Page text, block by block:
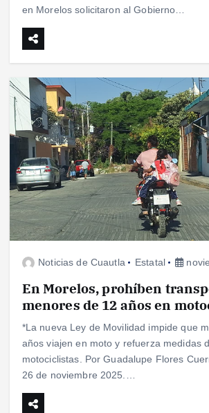
en Morelos solicitaron al Gobierno…
Noticias de Cuautla Estatal
En Morelos, prohíben
menores de 12 años en
*La nueva Ley de Movilidad impide que
años viajen en moto y refuerza medidas
motociclistas. Por Guadalupe Flores
26 de noviembre 2025.…